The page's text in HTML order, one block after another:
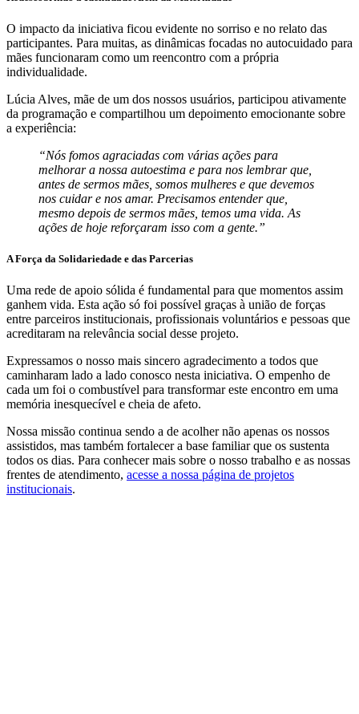
O impacto da iniciativa ficou evidente no sorriso e no relato das
participantes. Para muitas, as dinâmicas focadas no autocuidado para
mães funcionaram como um reencontro com a própria
individualidade.
Lúcia Alves, mãe de um dos nossos usuários, participou ativamente
da programação e compartilhou um depoimento emocionante sobre
a experiência:
“Nós fomos agraciadas com várias ações para
melhorar a nossa autoestima e para nos lembrar que,
antes de sermos mães, somos mulheres e que devemos
nos cuidar e nos amar. Precisamos entender que,
mesmo depois de sermos mães, temos uma vida. As
ações de hoje reforçaram isso com a gente.”
A Força da Solidariedade e das Parcerias
Uma rede de apoio sólida é fundamental para que momentos assim
ganhem vida. Esta ação só foi possível graças à união de forças
entre parceiros institucionais, profissionais voluntários e pessoas que
acreditaram na relevância social desse projeto.
Expressamos o nosso mais sincero agradecimento a todos que
caminharam lado a lado conosco nesta iniciativa. O empenho de
cada um foi o combustível para transformar este encontro em uma
memória inesquecível e cheia de afeto.
Nossa missão continua sendo a de acolher não apenas os nossos
assistidos, mas também fortalecer a base familiar que os sustenta
todos os dias. Para conhecer mais sobre o nosso trabalho e as nossas
frentes de atendimento, acesse a nossa página de projetos
institucionais.